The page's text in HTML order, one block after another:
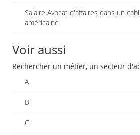
Salaire Avocat d'affaires dans un
américaine
Voir aussi
Rechercher un métier, un secteur
A
B
C